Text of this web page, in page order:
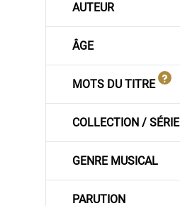
AUTEUR
ÂGE
MOTS DU TITRE
COLLECTION / SÉRIE
GENRE MUSICAL
PARUTION